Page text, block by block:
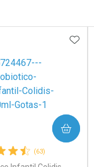
FAVORITOS
(63)
COMPRAR